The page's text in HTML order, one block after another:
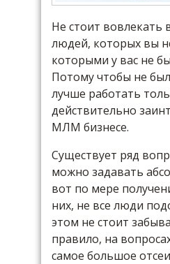
Не стоит вовлекать
людей, которых вы
которыми у вас не
Потому чтобы не
лучше работать
действительно
МЛМ бизнесе.
Существует ряд
можно задавать
вот по мере
них, не все люди
этом не стоит
правило, на
самое большое